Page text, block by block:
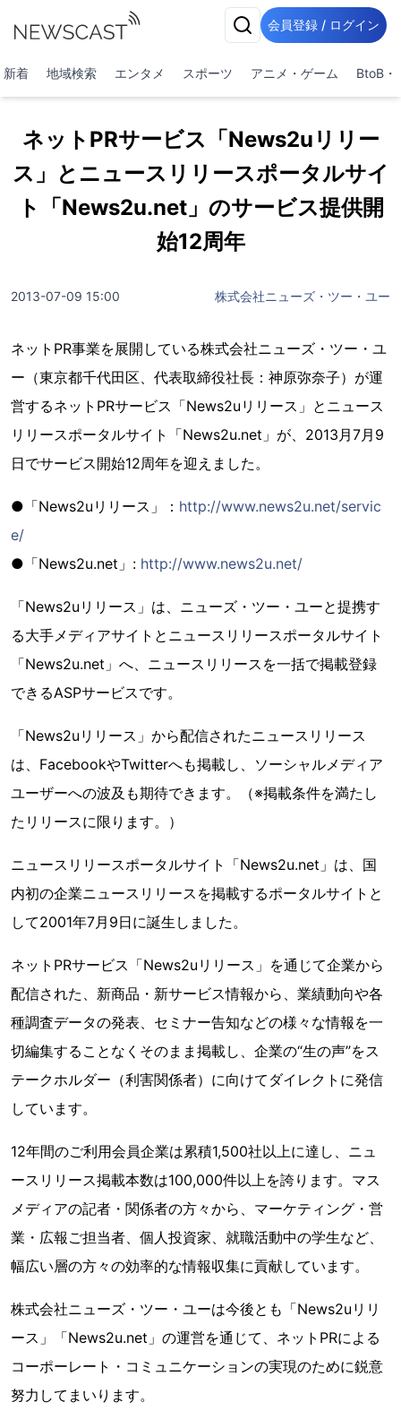
会員登録 / ログイン
新着 地域検索 エンタメ スポーツ アニメ・ゲーム BtoB・
ネットPRサービス「News2uリリー
ス」とニュースリリースポータルサイ
ト「News2u.net」のサービス提供開
始12周年
2013-07-09 15:00 株式会社ニューズ・ツー・ユー
ネットPR事業を展開している株式会社ニューズ・ツー・ユ
ー（東京都千代田区、代表取締役社長：神原弥奈子）が運
営するネットPRサービス「News2uリリース」とニュース
リリースポータルサイト「News2u.net」が、2013月7月9
日でサービス開始12周年を迎えました。
●「News2uリリース」： http://www.news2u.net/servic
e/
●「News2u.net」: http://www.news2u.net/
「News2uリリース」は、ニューズ・ツー・ユーと提携す
る大手メディアサイトとニュースリリースポータルサイト
「News2u.net」へ、ニュースリリースを一括で掲載登録
できるASPサービスです。
「News2uリリース」から配信されたニュースリリース
は、FacebookやTwitterへも掲載し、ソーシャルメディア
ユーザーへの波及も期待できます。（※掲載条件を満たし
たリリースに限ります。）
ニュースリリースポータルサイト「News2u.net」は、国
内初の企業ニュースリリースを掲載するポータルサイトと
して2001年7月9日に誕生しました。
ネットPRサービス「News2uリリース」を通じて企業から
配信された、新商品・新サービス情報から、業績動向や各
種調査データの発表、セミナー告知などの様々な情報を一
切編集することなくそのまま掲載し、企業の“生の声”をス
テークホルダー（利害関係者）に向けてダイレクトに発信
しています。
12年間のご利用会員企業は累積1,500社以上に達し、ニュ
ースリリース掲載本数は100,000件以上を誇ります。マス
メディアの記者・関係者の方々から、マーケティング・営
業・広報ご担当者、個人投資家、就職活動中の学生など、
幅広い層の方々の効率的な情報収集に貢献しています。
株式会社ニューズ・ツー・ユーは今後とも「News2uリリ
ース」「News2u.net」の運営を通じて、ネットPRによる
コーポーレート・コミュニケーションの実現のために鋭意
努力してまいります。